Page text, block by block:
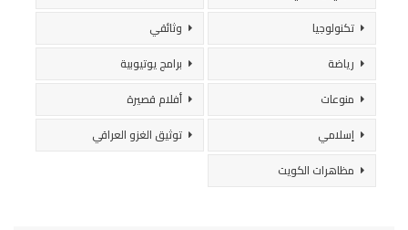
تكنولوجيا
وثائقي
رياضة
برامج يوتيوبية
منوعات
أفلام قصيرة
إسلامي
توثيق الغزو العراقي
مظاهرات الكويت